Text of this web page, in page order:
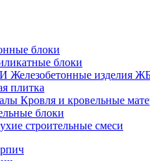
блоки
блоки
Железобетонные изделия
плитка
Кровля и кровельные
блоки
строительные смеси